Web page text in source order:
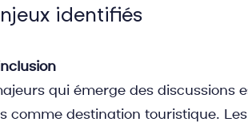
identifiés
qui émerge des discussions
comme destination touristique.